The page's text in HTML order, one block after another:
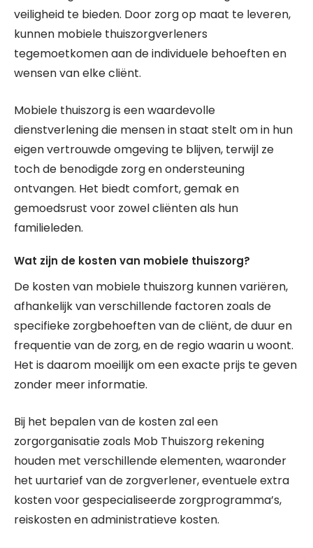
veiligheid te bieden. Door zorg op maat te leveren,
kunnen mobiele thuiszorgverleners
tegemoetkomen aan de individuele behoeften en
wensen van elke cliënt.
Mobiele thuiszorg is een waardevolle
dienstverlening die mensen in staat stelt om in hun
eigen vertrouwde omgeving te blijven, terwijl ze
toch de benodigde zorg en ondersteuning
ontvangen. Het biedt comfort, gemak en
gemoedsrust voor zowel cliënten als hun
familieleden.
Wat zijn de kosten van mobiele thuiszorg?
De kosten van mobiele thuiszorg kunnen variëren,
afhankelijk van verschillende factoren zoals de
specifieke zorgbehoeften van de cliënt, de duur en
frequentie van de zorg, en de regio waarin u woont.
Het is daarom moeilijk om een exacte prijs te geven
zonder meer informatie.
Bij het bepalen van de kosten zal een
zorgorganisatie zoals Mob Thuiszorg rekening
houden met verschillende elementen, waaronder
het uurtarief van de zorgverlener, eventuele extra
kosten voor gespecialiseerde zorgprogramma’s,
reiskosten en administratieve kosten.